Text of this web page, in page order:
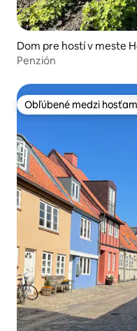
Dom pre hostí v meste
Penzión
Obľúbené medzi
Obľúbené medzi